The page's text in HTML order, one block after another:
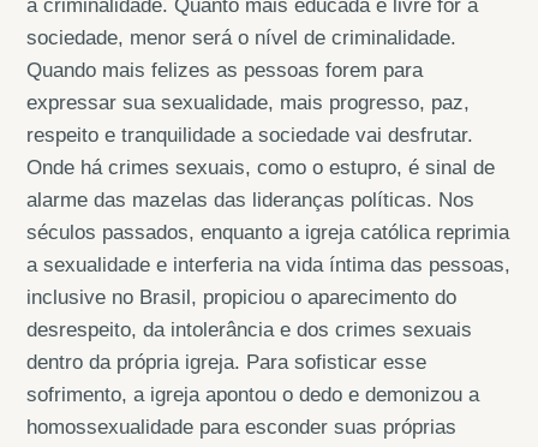
a criminalidade. Quanto mais educada e livre for a
sociedade, menor será o nível de criminalidade.
Quando mais felizes as pessoas forem para
expressar sua sexualidade, mais progresso, paz,
respeito e tranquilidade a sociedade vai desfrutar.
Onde há crimes sexuais, como o estupro, é sinal de
alarme das mazelas das lideranças políticas. Nos
séculos passados, enquanto a igreja católica reprimia
a sexualidade e interferia na vida íntima das pessoas,
inclusive no Brasil, propiciou o aparecimento do
desrespeito, da intolerância e dos crimes sexuais
dentro da própria igreja. Para sofisticar esse
sofrimento, a igreja apontou o dedo e demonizou a
homossexualidade para esconder suas próprias